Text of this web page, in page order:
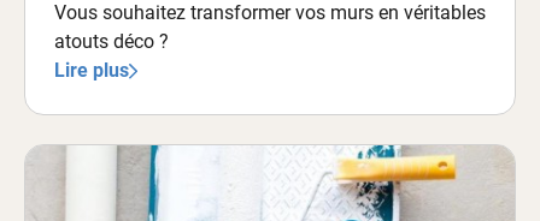
Vous souhaitez transformer vos murs en véritables
atouts déco ?
Lire plus